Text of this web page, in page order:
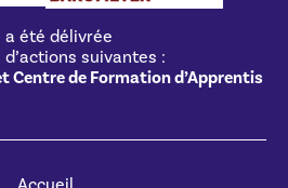
été délivrée
suivantes :
Centre de Formation d’Apprentis
Accueil